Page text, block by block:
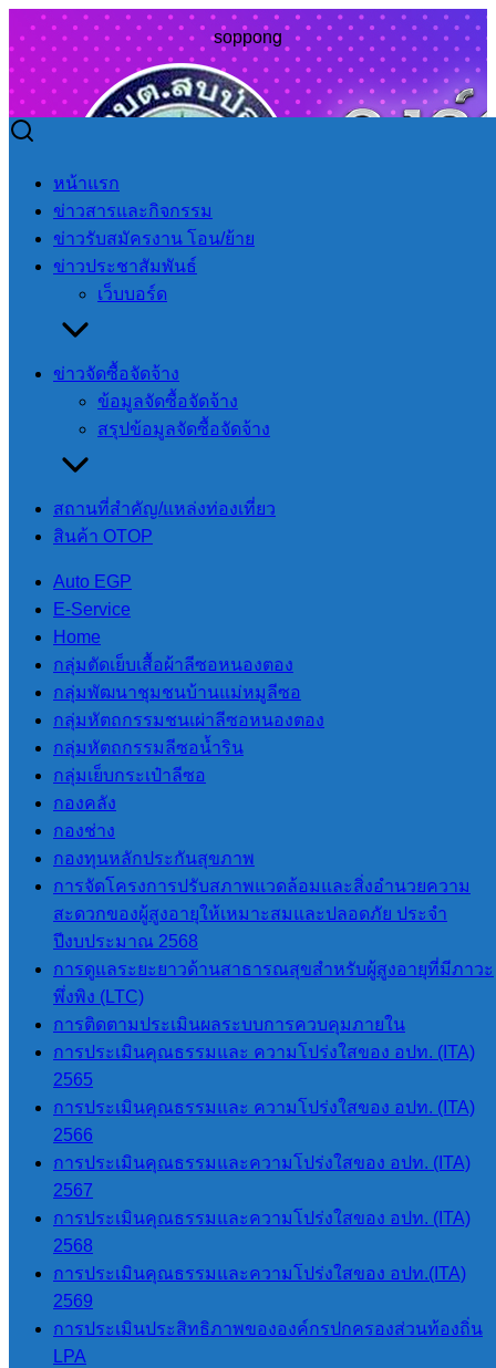
soppong
Skip
contentหน้าแรก
ข่าวสารและกิจกรรม
ข่าวรับสมัครงาน โอน/ย้าย
ข่าวประชาสัมพันธ์
เว็บบอร์ด
ข่าวจัดซื้อจัดจ้าง
ข้อมูลจัดซื้อจัดจ้าง
สรุปข้อมูลจัดซื้อจัดจ้าง
สถานที่สําคัญ/แหล่งท่องเที่ยว
สินค้า OTOP
Auto EGP
E-Service
Home
กลุ่มตัดเย็บเสื้อผ้าลีซอหนองตอง
กลุ่มพัฒนาชุมชนบ้านแม่หมูลีซอ
กลุ่มหัตถกรรมชนเผ่าลีซอหนองตอง
กลุ่มหัตถกรรมลีซอน้ำริน
กลุ่มเย็บกระเป๋าลีซอ
กองคลัง
กองช่าง
กองทุนหลักประกันสุขภาพ
การจัดโครงการปรับสภาพแวดล้อมและสิ่งอำนวยความ
สะดวกของผู้สูงอายุให้เหมาะสมและปลอดภัย ประจำ
ปีงบประมาณ 2568
การดูแลระยะยาวด้านสาธารณสุขสำหรับผู้สูงอายุที่มีภาวะ
พึ่งพิง (LTC)
การติดตามประเมินผลระบบการควบคุมภายใน
การประเมินคุณธรรมและ ความโปร่งใสของ อปท. (ITA)
2565
การประเมินคุณธรรมและ ความโปร่งใสของ อปท. (ITA)
2566
การประเมินคุณธรรมและความโปร่งใสของ อปท. (ITA)
2567
การประเมินคุณธรรมและความโปร่งใสของ อปท. (ITA)
2568
การประเมินคุณธรรมและความโปร่งใสของ อปท.(ITA)
2569
การประเมินประสิทธิภาพขององค์กรปกครองส่วนท้องถิ่น
LPA
สนามบาส
โรงพยาบาลปาง
มะผ้า ขอความ
อนุเคราะห์ดำเนิน
การฉีดล้างสนาม
บาส
ข่าวสารและกิจกรรม
อบต.สบป่อง
เมื่อวันที่ 16 พฤษภาคม
2568 เวลา 15:00 น. โรง
พยาบาลปางมะผ้า ขอความ
อนุเคราะห์ดำเนินการฉีด
ล้างสนามบาส และ นาย
สุริยัน ปัญญา นายกองค์การ
บริหารส่วนตำบลสบป่อง ได้
มอบหมายให้งานป้องกัน
และบรรเทาสาธารณภัย
ดำเนินการเป็นที่เรียบร้อย
จำนวนผู้อ่าน :
นายโอฬาร ปาริฉัตรพงศ์
นายกองค์การบริหารส่วนตำบลสบป่อง
โทร 080-034-6787